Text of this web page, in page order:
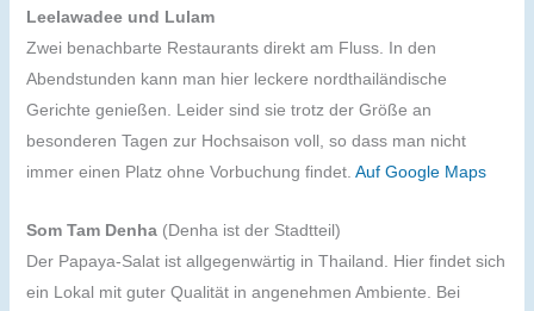
Leelawadee und Lulam
Zwei benachbarte Restaurants direkt am Fluss. In den
Abendstunden kann man hier leckere nordthailändische
Gerichte genießen. Leider sind sie trotz der Größe an
besonderen Tagen zur Hochsaison voll, so dass man nicht
immer einen Platz ohne Vorbuchung findet. Auf Google Maps
Som Tam Denha(Denha ist der Stadtteil)
Der Papaya-Salat ist allgegenwärtig in Thailand. Hier findet sich
ein Lokal mit guter Qualität in angenehmen Ambiente. Bei